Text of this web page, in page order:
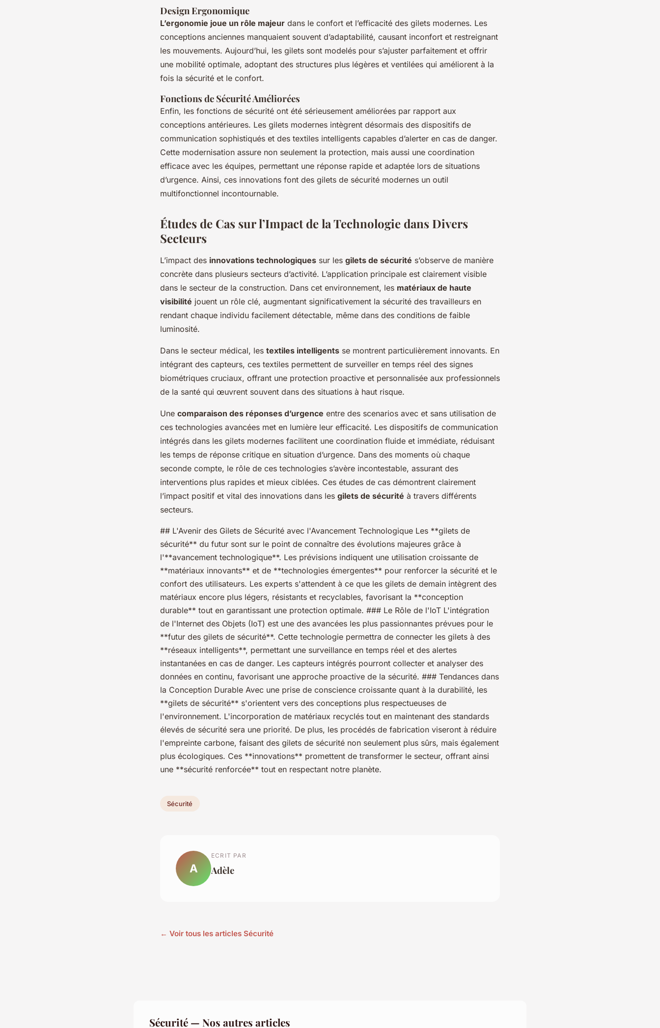
Design Ergonomique
L’ergonomie joue un rôle majeur dans le confort et l’efficacité des gilets modernes. Les
conceptions anciennes manquaient souvent d’adaptabilité, causant inconfort et restreignant
les mouvements. Aujourd’hui, les gilets sont modelés pour s’ajuster parfaitement et offrir
une mobilité optimale, adoptant des structures plus légères et ventilées qui améliorent à la
fois la sécurité et le confort.
Fonctions de Sécurité Améliorées
Enfin, les fonctions de sécurité ont été sérieusement améliorées par rapport aux
conceptions antérieures. Les gilets modernes intègrent désormais des dispositifs de
communication sophistiqués et des textiles intelligents capables d’alerter en cas de danger.
Cette modernisation assure non seulement la protection, mais aussi une coordination
efficace avec les équipes, permettant une réponse rapide et adaptée lors de situations
d’urgence. Ainsi, ces innovations font des gilets de sécurité modernes un outil
multifonctionnel incontournable.
Études de Cas sur l’Impact de la Technologie dans Divers
Secteurs
L’impact des innovations technologiques sur les gilets de sécurité s’observe de manière
concrète dans plusieurs secteurs d’activité. L’application principale est clairement visible
dans le secteur de la construction. Dans cet environnement, les matériaux de haute
visibilité jouent un rôle clé, augmentant significativement la sécurité des travailleurs en
rendant chaque individu facilement détectable, même dans des conditions de faible
luminosité.
Dans le secteur médical, les textiles intelligents se montrent particulièrement innovants. En
intégrant des capteurs, ces textiles permettent de surveiller en temps réel des signes
biométriques cruciaux, offrant une protection proactive et personnalisée aux professionnels
de la santé qui œuvrent souvent dans des situations à haut risque.
Une comparaison des réponses d’urgence entre des scenarios avec et sans utilisation de
ces technologies avancées met en lumière leur efficacité. Les dispositifs de communication
intégrés dans les gilets modernes facilitent une coordination fluide et immédiate, réduisant
les temps de réponse critique en situation d’urgence. Dans des moments où chaque
seconde compte, le rôle de ces technologies s’avère incontestable, assurant des
interventions plus rapides et mieux ciblées. Ces études de cas démontrent clairement
l’impact positif et vital des innovations dans les gilets de sécurité à travers différents
secteurs.
## L'Avenir des Gilets de Sécurité avec l'Avancement Technologique Les **gilets de
sécurité** du futur sont sur le point de connaître des évolutions majeures grâce à
l'**avancement technologique**. Les prévisions indiquent une utilisation croissante de
**matériaux innovants** et de **technologies émergentes** pour renforcer la sécurité et le
confort des utilisateurs. Les experts s'attendent à ce que les gilets de demain intègrent des
matériaux encore plus légers, résistants et recyclables, favorisant la **conception
durable** tout en garantissant une protection optimale. ### Le Rôle de l'IoT L'intégration
de l'Internet des Objets (IoT) est une des avancées les plus passionnantes prévues pour le
**futur des gilets de sécurité**. Cette technologie permettra de connecter les gilets à des
**réseaux intelligents**, permettant une surveillance en temps réel et des alertes
instantanées en cas de danger. Les capteurs intégrés pourront collecter et analyser des
données en continu, favorisant une approche proactive de la sécurité. ### Tendances dans
la Conception Durable Avec une prise de conscience croissante quant à la durabilité, les
**gilets de sécurité** s'orientent vers des conceptions plus respectueuses de
l'environnement. L'incorporation de matériaux recyclés tout en maintenant des standards
élevés de sécurité sera une priorité. De plus, les procédés de fabrication viseront à réduire
l'empreinte carbone, faisant des gilets de sécurité non seulement plus sûrs, mais également
plus écologiques. Ces **innovations** promettent de transformer le secteur, offrant ainsi
une **sécurité renforcée** tout en respectant notre planète.
Sécurité
A
ECRIT PAR
Adèle
← Voir tous les articles Sécurité
Sécurité — Nos autres articles